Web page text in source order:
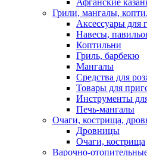
Афганские
Грили, мангалы,
Аксессуары для
Навесы,
Коптильни
Гриль, барбекю
Мангалы
Средства для
Товары для
Инструменты
Печь-мангалы
Очаги, кострища,
Дровницы
Очаги, кострища
Варочно-